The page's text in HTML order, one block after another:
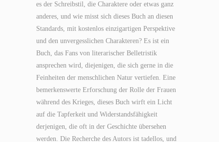
es der Schreibstil, die Charaktere oder etwas ganz
anderes, und wie misst sich dieses Buch an diesen
Standards, mit kostenlos einzigartigen Perspektive
und den unvergesslichen Charakteren? Es ist ein
Buch, das Fans von literarischer Belletristik
ansprechen wird, diejenigen, die sich gerne in die
Feinheiten der menschlichen Natur vertiefen. Eine
bemerkenswerte Erforschung der Rolle der Frauen
während des Krieges, dieses Buch wirft ein Licht
auf die Tapferkeit und Widerstandsfähigkeit
derjenigen, die oft in der Geschichte übersehen
werden. Die Recherche des Autors ist tadellos, und